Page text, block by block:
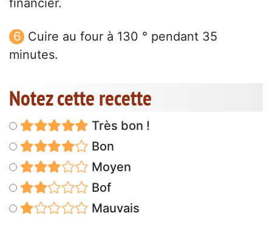
financier.
Cuire au four à 130 ° pendant 35
minutes.
Notez cette recette
Très bon !
Bon
Moyen
Bof
Mauvais